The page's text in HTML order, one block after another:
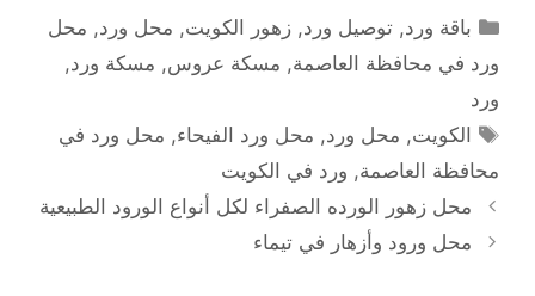
التصنيفات
باقة ورد,توصيل ورد,زهور الكويت, محل ورد, محل
ورد في محافظة العاصمة, مسكة عروس, مسكة ورد,
ورد
الوسوم
الكويت, محل ورد, محل ورد الفيحاء, محل ورد في
محافظة العاصمة, ورد في الكويت
محل زهور الورده الصفراء لكل أنواع الورود الطبيعية
محل ورود وأزهار في تيماء